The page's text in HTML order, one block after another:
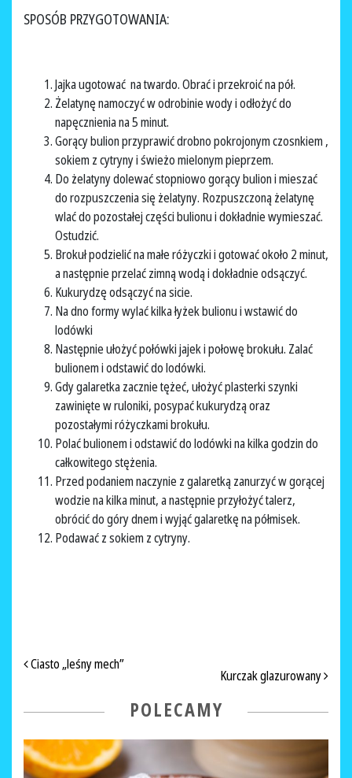
SPOSÓB PRZYGOTOWANIA:
Jajka ugotować na twardo. Obrać i przekroić na pół.
Żelatynę namoczyć w odrobinie wody i odłożyć do
napęcznienia na 5 minut.
Gorący bulion przyprawić drobno pokrojonym czosnkiem ,
sokiem z cytryny i świeżo mielonym pieprzem.
Do żelatyny dolewać stopniowo gorący bulion i mieszać
do rozpuszczenia się żelatyny. Rozpuszczoną żelatynę
wlać do pozostałej części bulionu i dokładnie wymieszać.
Ostudzić.
Brokuł podzielić na małe różyczki i gotować około 2 minut,
a następnie przelać zimną wodą i dokładnie odsączyć.
Kukurydzę odsączyć na sicie.
Na dno formy wylać kilka łyżek bulionu i wstawić do
lodówki
Następnie ułożyć połówki jajek i połowę brokułu. Zalać
bulionem i odstawić do lodówki.
Gdy galaretka zacznie tężeć, ułożyć plasterki szynki
zawinięte w ruloniki, posypać kukurydzą oraz
pozostałymi różyczkami brokułu.
Polać bulionem i odstawić do lodówki na kilka godzin do
całkowitego stężenia.
Przed podaniem naczynie z galaretką zanurzyć w gorącej
wodzie na kilka minut, a następnie przyłożyć talerz,
obrócić do góry dnem i wyjąć galaretkę na półmisek.
Podawać z sokiem z cytryny.
NAWIGACJA PO ARTYKUŁACH
Ciasto „leśny mech”
Kurczak glazurowany
POLECAMY